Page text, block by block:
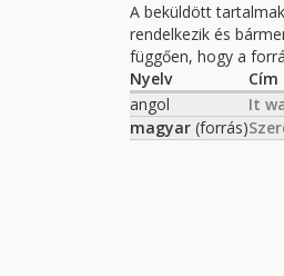
A beküldött
rendelkezik és
függően, hogy a
Nyelv
Cím
angol
It
magyar (forrás)